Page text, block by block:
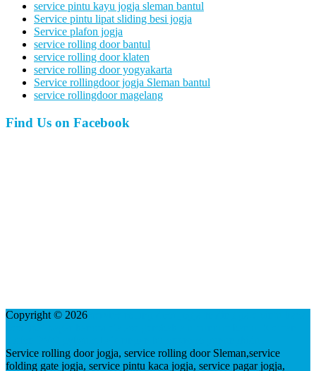
service pintu kayu jogja sleman bantul
Service pintu lipat sliding besi jogja
Service plafon jogja
service rolling door bantul
service rolling door klaten
service rolling door yogyakarta
Service rollingdoor jogja Sleman bantul
service rollingdoor magelang
Find Us on Facebook
Copyright © 2026
Service rolling door jogja, service rolling door Sleman,service
folding gate jogja, service pintu kaca jogja, service pagar jogja,